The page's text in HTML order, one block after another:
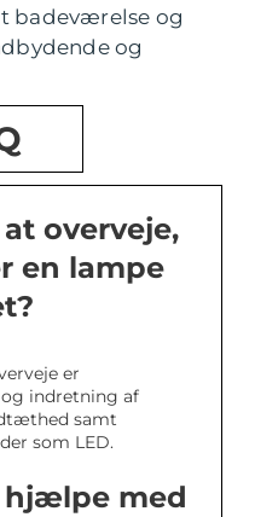
badeværelse og
og
overveje,
en lampe
er
indretning af
samt
som LED.
hjælpe med